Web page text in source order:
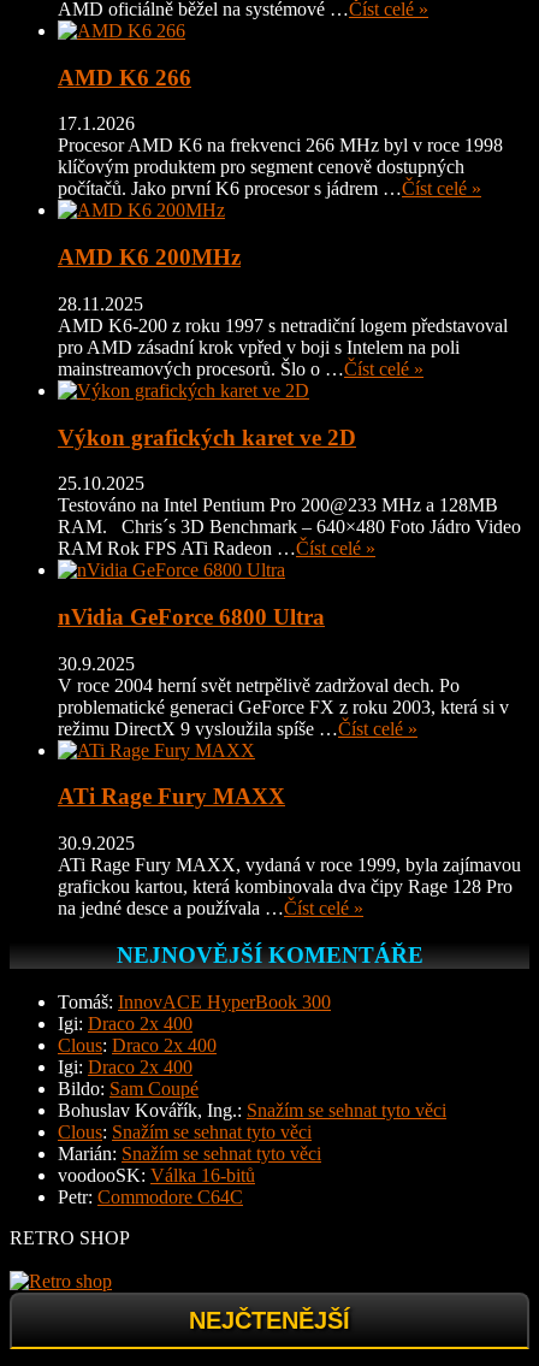
AMD oficiálně běžel na systémové …Číst celé »
AMD K6 266
17.1.2026
Procesor AMD K6 na frekvenci 266 MHz byl v roce 1998
klíčovým produktem pro segment cenově dostupných
počítačů. Jako první K6 procesor s jádrem …Číst celé »
AMD K6 200MHz
28.11.2025
AMD K6-200 z roku 1997 s netradiční logem představoval
pro AMD zásadní krok vpřed v boji s Intelem na poli
mainstreamových procesorů. Šlo o …Číst celé »
Výkon grafických karet ve 2D
25.10.2025
Testováno na Intel Pentium Pro 200@233 MHz a 128MB
RAM. Chris´s 3D Benchmark – 640×480 Foto Jádro Video
RAM Rok FPS ATi Radeon …Číst celé »
nVidia GeForce 6800 Ultra
30.9.2025
V roce 2004 herní svět netrpělivě zadržoval dech. Po
problematické generaci GeForce FX z roku 2003, která si v
režimu DirectX 9 vysloužila spíše …Číst celé »
ATi Rage Fury MAXX
30.9.2025
ATi Rage Fury MAXX, vydaná v roce 1999, byla zajímavou
grafickou kartou, která kombinovala dva čipy Rage 128 Pro
na jedné desce a používala …Číst celé »
NEJNOVĚJŠÍ KOMENTÁŘE
Tomáš: InnovACE HyperBook 300
Igi: Draco 2x 400
Clous: Draco 2x 400
Igi: Draco 2x 400
Bildo: Sam Coupé
Bohuslav Kovářík, Ing.: Snažím se sehnat tyto věci
Clous: Snažím se sehnat tyto věci
Marián: Snažím se sehnat tyto věci
voodooSK: Válka 16-bitů
Petr: Commodore C64C
RETRO SHOP
NEJČTENĚJŠÍ